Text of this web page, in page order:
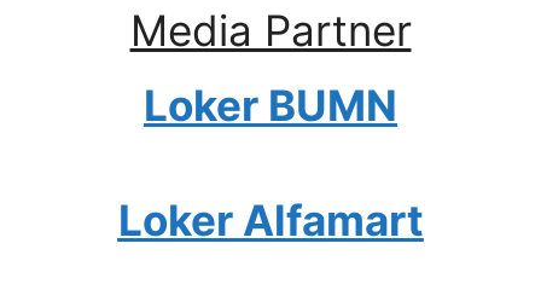
Media Partner
Loker BUMN
Loker Alfamart